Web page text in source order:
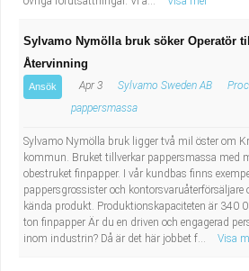
Sylvamo Nymölla bruk söker Operatör
Återvinning
Ansök Apr 3 Sylvamo Sweden AB
pappersmassa
Sylvamo Nymölla bruk ligger två mil öster om
kommun. Bruket tillverkar pappersmassa med
obestruket finpapper. I vår kundbas finns
pappersgrossister och
kända produkt. Produktionskapaciteten är 340
ton finpapper Är du en driven och engagerad
inom industrin? Då är det här jobbet f...
Visa